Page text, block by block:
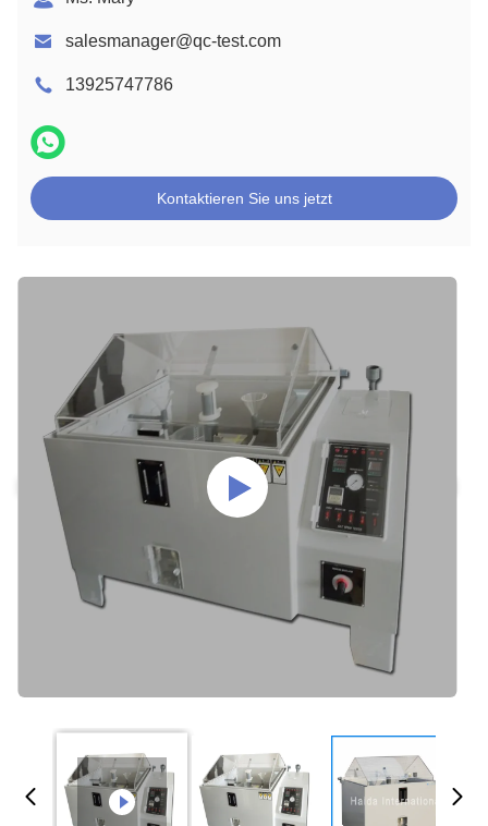
salesmanager@qc-test.com
13925747786
Kontaktieren Sie uns jetzt